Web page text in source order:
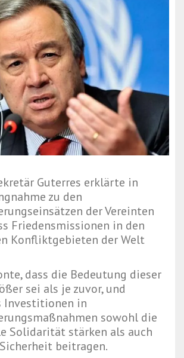
Guterres erklärte in
zu den
der Vereinten
Friedensmissionen in den
Konfliktgebieten der Welt
dass die Bedeutung dieser
sei als je zuvor, und
Investitionen in
sowohl die
Solidarität stärken als auch
beitragen.